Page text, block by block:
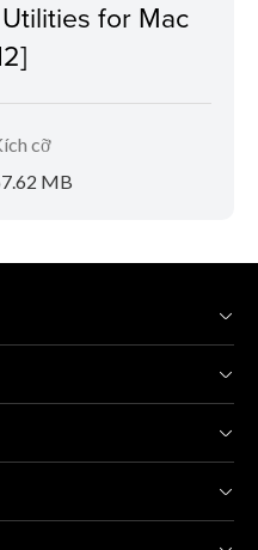
for Mac
cỡ
MB